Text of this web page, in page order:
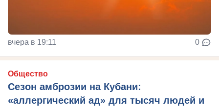
вчера в 19:11 0
Общество
Сезон амброзии на Кубани:
«аллергический ад» для тысяч людей и